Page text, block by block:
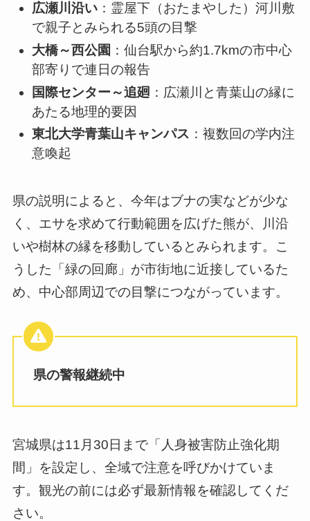
広瀬川沿い ：霊屋下（おたまやした）河川敷
で親子とみられる5頭の目撃
大橋～西公園 ：仙台駅から約1.7kmの市中心
部寄りで連日の報告
国際センター～追廻 ：広瀬川と青葉山の縁に
あたる地理的要因
東北大学青葉山キャンパス ：複数回の学内注
意喚起
県の説明によると、今年はブナの実などが少な
く、エサを求めて行動範囲を広げた熊が、川沿
いや樹林の縁を移動しているとみられます。こ
うした「緑の回廊」が市街地に近接しているた
め、中心部周辺での目撃につながっています。
県の警報継続中
宮城県は11月30日まで「人身被害防止強化期
間」を設定し、全域で注意を呼びかけていま
す。観光の前には必ず最新情報を確認してくだ
さい。